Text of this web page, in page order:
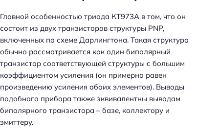
Главной особенностью триода КТ973А в том, что он
состоит из двух транзисторов структуры PNP,
включенных по схеме Дарлингтона. Такая структура
обычно рассматривается как один биполярный
транзистор соответствующей структуры с большим
коэффициентом усиления (он примерно равен
произведению усиления обоих элементов). Выводы
подобного прибора также эквивалентны выводам
биполярного транзистора – базе, коллектору и
эмиттеру.